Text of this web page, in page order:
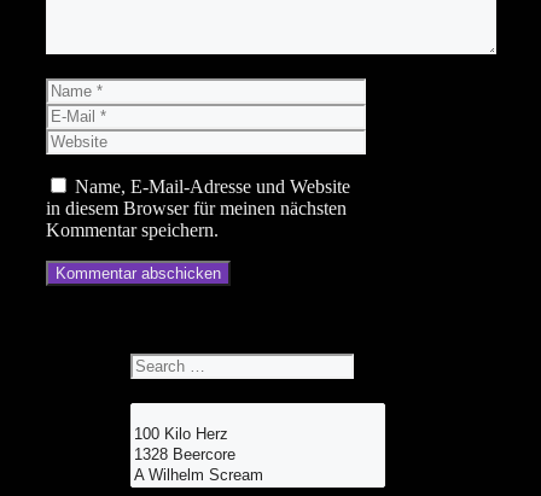
Name
E-
Mail
Website
Name, E-Mail-Adresse und Website
in diesem Browser für meinen nächsten
Kommentar speichern.